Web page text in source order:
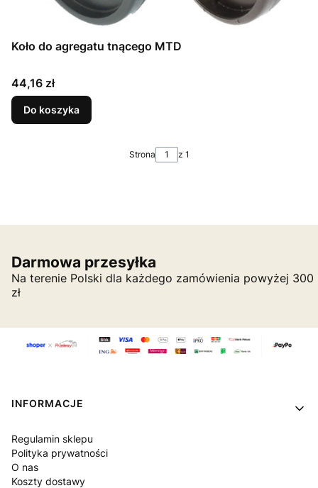
Koło do agregatu tnącego MTD
Cena
44,16 zł
Do koszyka
Strona z 1
Darmowa przesyłka
Na terenie Polski dla każdego zamówienia powyżej 300
zł
Linki w stopce
INFORMACJE
Regulamin sklepu
Polityka prywatności
O nas
Koszty dostawy